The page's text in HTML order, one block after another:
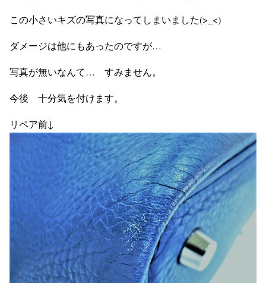
この小さいキズの写真になってしまいました(>_<)
ダメージは他にもあったのですが…
写真が無いなんて… すみません。
今後 十分気を付けます。
リペア前↓